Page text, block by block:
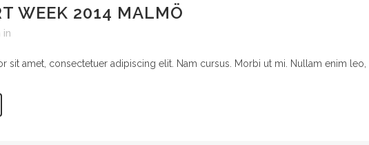
WEEK 2014 MALMÖ
in
sit amet, consectetuer adipiscing elit. Nam cursus. Morbi ut mi. Nullam enim leo,